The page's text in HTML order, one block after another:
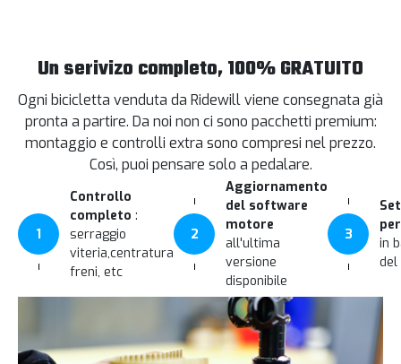
Un serivizo completo, 100% GRATUITO
Ogni bicicletta venduta da Ridewill viene consegnata già
pronta a partire. Da noi non ci sono pacchetti premium:
montaggio e controlli extra sono compresi nel prezzo.
Così, puoi pensare solo a pedalare.
1
Controllo
completo :
serraggio
viteria,centratura
freni, etc
2
Aggiornamento
del software
motore
all'ultima
versione
disponibile
3
in
del